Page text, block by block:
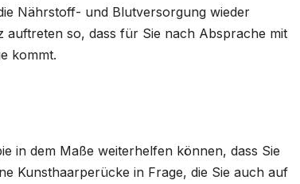
Nährstoff- und Blutversorgung wieder
so, dass für Sie nach Absprache mit
kommt.
in dem Maße weiterhelfen können, dass Sie
Kunsthaarperücke in Frage, die Sie auch auf